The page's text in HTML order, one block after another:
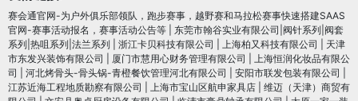
赛会通官网-为户外俱乐部领队，跑步赛事，越野赛和马拉松赛事快速搭建SAAS
官网-赛事活动报名，赛事活动公告等
东莞市翰谷实业有限公司|阀针系列|阀套
系列|热咀系列|法兰系列
浙江卡贝科技有限公司 上海柏又科技有限公司
天津
市东发兴装饰有限公司
厦门市慧用心财务管理有限公司
上海恒润化妆品有限公
司
河北烤骨头-骨头锅-青橙餐饮管理河北有限公司 安阳市联发包装有限公司
江苏近海工程地质勘察有限公司
上海市宝山区航申家具店
维迈（天津）商贸有